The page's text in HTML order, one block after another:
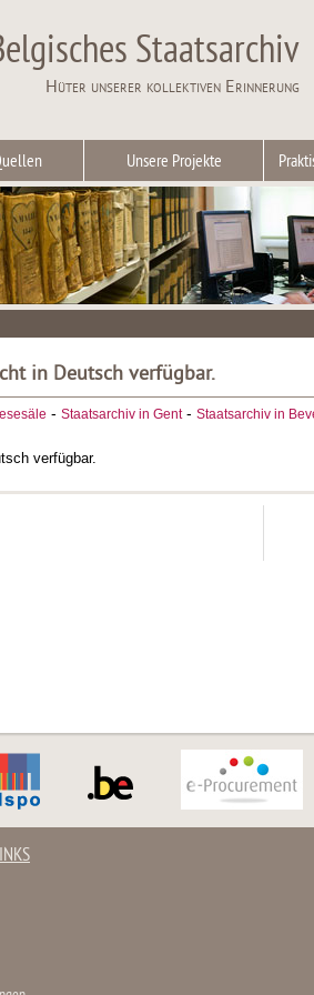
Staatsarchiv
Hüter unserer kollektiven Erinnerung
Unsere Projekte
in Deutsch verfügbar.
- Staatsarchiv in Gent- Staatsarchiv in
verfügbar.